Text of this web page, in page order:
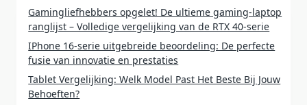
Gamingliefhebbers opgelet! De ultieme gaming-laptop
ranglijst – Volledige vergelijking van de RTX 40-serie
IPhone 16-serie uitgebreide beoordeling: De perfecte
fusie van innovatie en prestaties
Tablet Vergelijking: Welk Model Past Het Beste Bij Jouw
Behoeften?